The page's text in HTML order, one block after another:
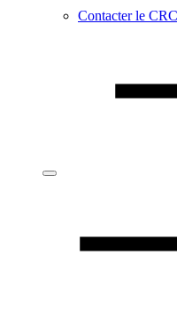
Contacter le